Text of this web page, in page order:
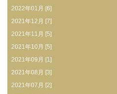
2022年01月 [6]
2021年12月 [7]
2021年11月 [5]
2021年10月 [5]
2021年09月 [1]
2021年08月 [3]
2021年07月 [2]